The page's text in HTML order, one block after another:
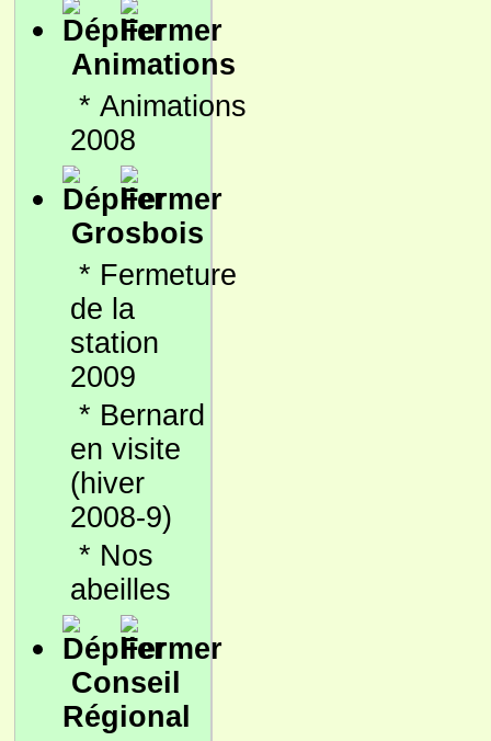
Animations
* Animations
2008
Grosbois
* Fermeture
de la
station
2009
* Bernard
en visite
(hiver
2008-9)
* Nos
abeilles
Conseil
Régional